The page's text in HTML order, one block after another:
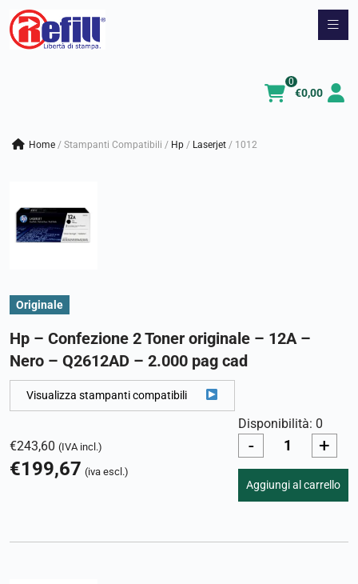
Vai
€0,00
0
Home / Stampanti Compatibili / hp / laserjet / 1012
Originale
Hp – Confezione 2 Toner originale – 12A –
Nero – Q2612AD – 2.000 pag cad
Visualizza stampanti compatibili
€243,60 (IVA incl.)
€199,67 (iva escl.)
Disponibilità: 0
- +
Aggiungi al carrello